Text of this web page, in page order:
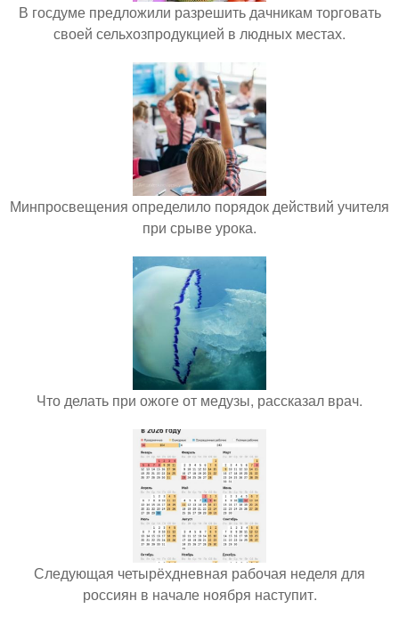
В госдуме предложили разрешить дачникам торговать
своей сельхозпродукцией в людных местах.
Минпросвещения определило порядок действий учителя
при срыве урока.
Что делать при ожоге от медузы, рассказал врач.
Следующая четырёхдневная рабочая неделя для
россиян в начале ноября наступит.